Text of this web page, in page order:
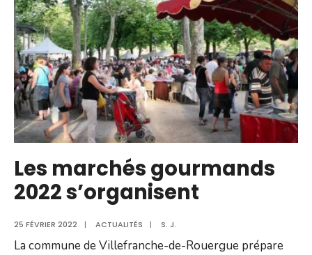
avec
l’Ukraine
Les marchés gourmands
2022 s’organisent
25 FÉVRIER 2022 | ACTUALITÉS | S. J.
La commune de Villefranche-de-Rouergue prépare